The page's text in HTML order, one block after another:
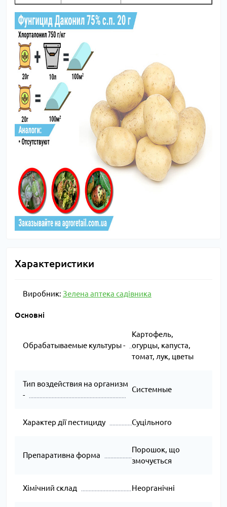
Характеристики
Виробник: Зелена аптека садівника
Основні
Обрабатываемые культуры -
Картофель,
огурцы, капуста,
томат, лук, цветы
Тип воздействия на организм
-
Системные
Характер дії пестициду Суцільного
Препаративна форма
Порошок, що
змочується
Хімічний склад Неорганічні